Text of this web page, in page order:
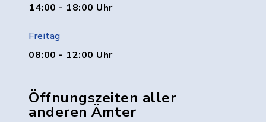
14:00 - 18:00 Uhr
Freitag
08:00 - 12:00 Uhr
Öffnungszeiten aller
anderen Ämter